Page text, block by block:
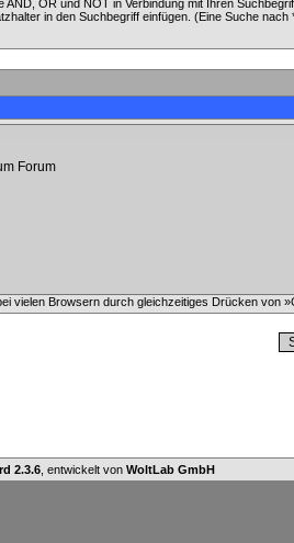
AND, OR und NOT in Verbindung mit Ihren
in den Suchbegriff einfügen. (Eine Suche
vielen Browsern durch gleichzeitiges Drücken von
2.3.6 , entwickelt von WoltLab GmbH